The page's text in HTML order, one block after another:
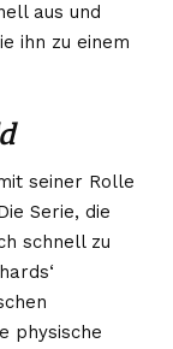
aus und
ihn zu einem
seiner Rolle
Serie, die
schnell zu
physische